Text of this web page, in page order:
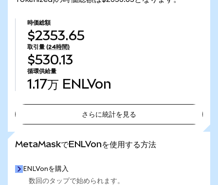
時価総額
$2353.65
取引量 (24時間)
$530.13
循環供給量
1.17万 ENLVon
さらに統計を見る
MetaMaskでENLVonを使用する方法
ENLVonを購入
数回のタップで始められます。